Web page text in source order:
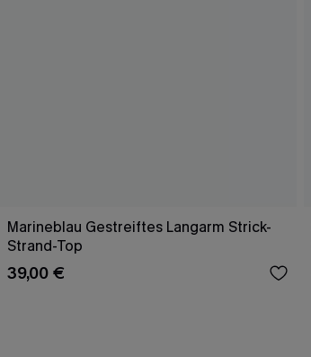
Marineblau Gestreiftes Langarm Strick-
Strand-Top
39,00 €